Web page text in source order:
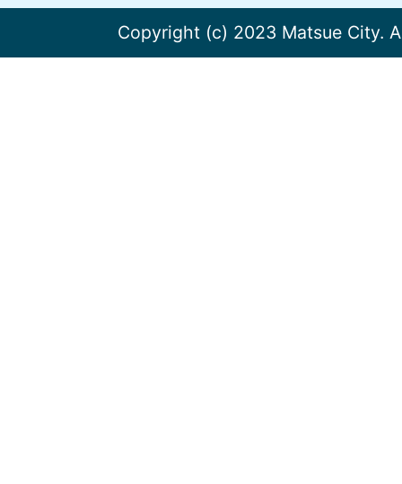
Copyright (c) 2023 Matsue City.